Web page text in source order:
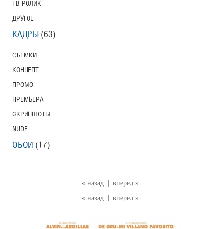
« назад
вперед »
« назад
вперед »
ТВ-РОЛИК
ДРУГОЕ
КАДРЫ (63)
СЪЕМКИ
КОНЦЕПТ
ПРОМО
ПРЕМЬЕРА
СКРИНШОТЫ
NUDE
ОБОИ (17)